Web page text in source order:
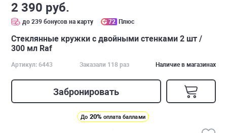
2 390 руб.
до 239 бонусов на карту 72 Плюс
Стеклянные кружки с двойными стенками 2 шт /
300 мл Raf
Артикул: 6443 Заказали 118 раз Наличие в магазинах
Забронировать
До 20% оплата баллами